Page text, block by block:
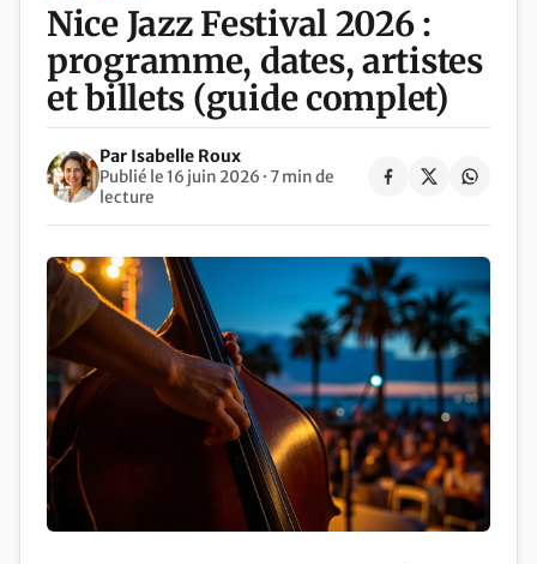
Nice Jazz Festival 2026 :
programme, dates, artistes
et billets (guide complet)
Par Isabelle Roux
Publié le 16 juin 2026 · 7 min de
lecture